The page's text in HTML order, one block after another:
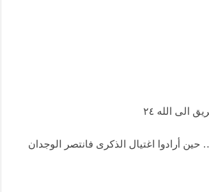
الى الله ٢٤
حين أرادوا اغتيال الذكرى فانتصر الوجدان